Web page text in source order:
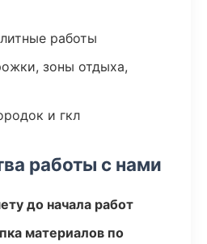
работы
зоны отдыха,
и гкл
работы с нами
до начала работ
материалов по